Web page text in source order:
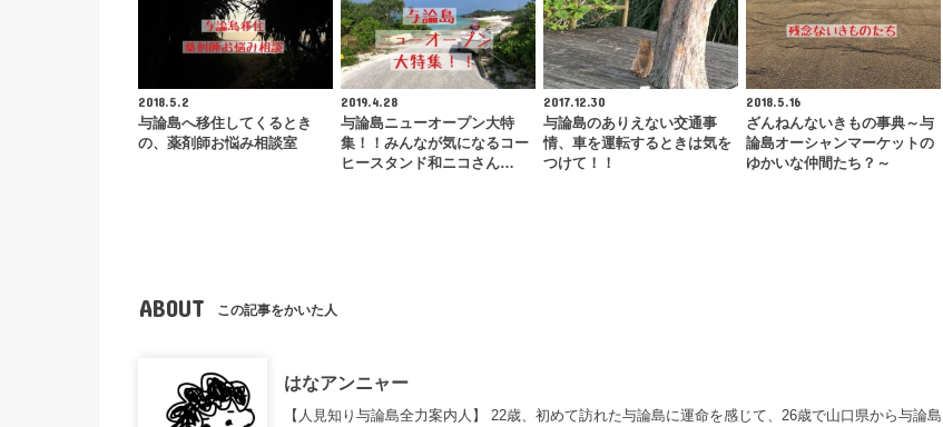
2018.5.2
与論島へ移住してくるとき
の、薬剤師お悩み相談室
2019.4.28
与論島ニューオープン大特
集！！みんなが気になるコー
ヒースタンド和ニコさん…
2017.12.30
与論島のありえない交通事
情、車を運転するときは気を
つけて！！
2018.5.16
ざんねんないきもの事典～与
論島オーシャンマーケットの
ゆかいな仲間たち？～
ABOUT この記事をかいた人
はなアンニャー
【人見知り与論島全力案内人】 22歳、初めて訪れた与論島に運命を感じて、26歳で山口県から与論島